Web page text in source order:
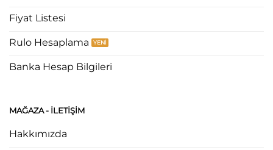
Fiyat Listesi
Rulo Hesaplama
Banka Hesap Bilgileri
MAĞAZA - ILETIŞIM
Hakkımızda